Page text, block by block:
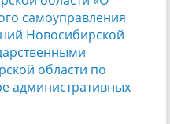
самоуправления
Новосибирской
области по
административных